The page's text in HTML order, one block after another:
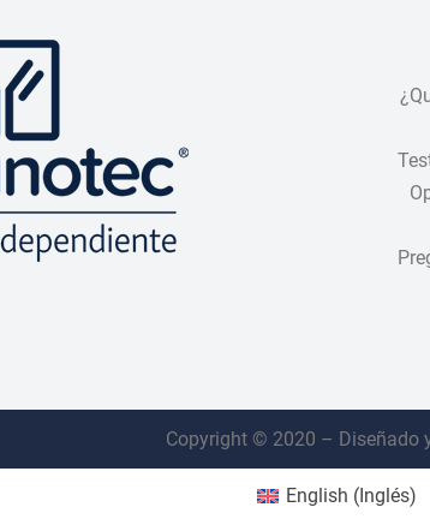
Copyright © 2020 – Diseñado
English (Inglés)